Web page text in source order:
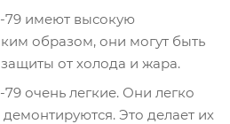
79 имеют высокую
образом, они могут быть
от холода и жара.
очень легкие. Они легко
Это делает их